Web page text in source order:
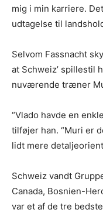
mig i min karriere.
udtagelse til
Selvom Fassnacht
at Schweiz’ spillestil
nuværende træner
“Vlado havde en
tilføjer han. “Muri er
lidt mere
Schweiz vandt
Canada, Bosnien-
var et af de tre